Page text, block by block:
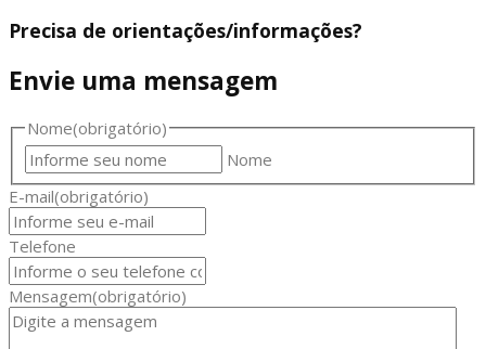
Precisa de orientações/informações?
Envie uma mensagem
Nome(obrigatório)
Nome
E-mail(obrigatório)
Telefone
Mensagem(obrigatório)